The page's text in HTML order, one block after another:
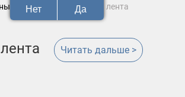
Нет Да
материалы Чековая лента
Читать дальше >